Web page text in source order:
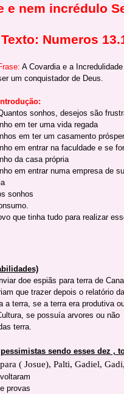
e nem incrédulo
Texto: Numeros
A Covardia e a
um conquistador de Deus.
Introdução:
sonhos, desejos são
em ter uma vida regada
em ter um casamento
em entrar na faculdade e se
da casa própria
em entrar numa empresa de
sonhos
que tinha tudo para realizar
doe espiãs para terra de
que trazer depois o relatório
a terra, se a terra era produtiva
se possuía arvores ou não
terra.
sendo esses dez ,
( Josue), Palti, Gadiel,
provas